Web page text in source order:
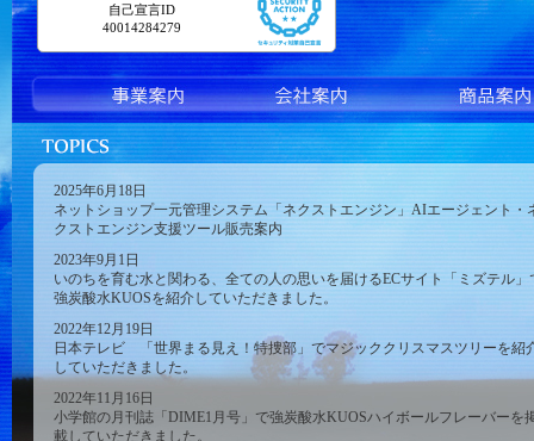
自己宣言ID
40014284279
2025年6月18日
ネットショップ一元管理システム「ネクストエンジン」AIエージェント・
クストエンジン支援ツール販売案内
2023年9月1日
いのちを育む水と関わる、全ての人の思いを届けるECサイト「ミズテル」
強炭酸水KUOSを紹介していただきました。
2022年12月19日
日本テレビ 「世界まる見え！特捜部」でマジッククリスマスツリーを紹
していただきました。
2022年11月16日
小学館の月刊誌「DIME1月号」で強炭酸水KUOSハイボールフレーバーを
載していただきました。